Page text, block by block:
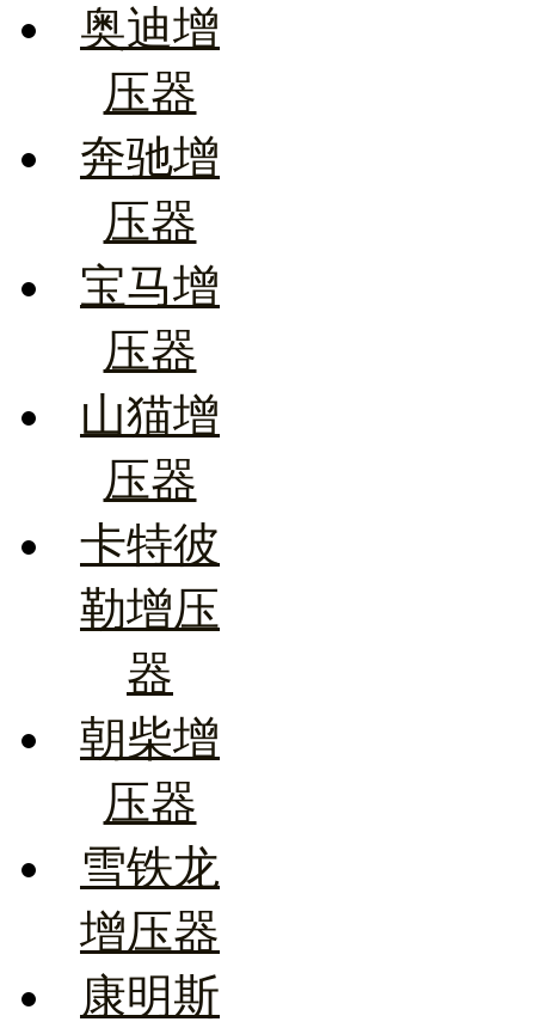
奥迪增
压器
奔驰增
压器
宝马增
压器
山猫增
压器
卡特彼
勒增压
器
朝柴增
压器
雪铁龙
增压器
康明斯